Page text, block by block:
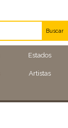
Estados
Artistas
Buscar
Artistas
Eventos